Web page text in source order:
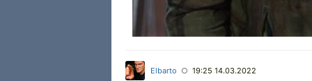
Elbarto ○ 19:25 14.03.2022